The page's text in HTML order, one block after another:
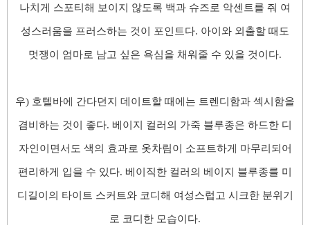
나치게 스포티해 보이지 않도록 백과 슈즈로 악센트를 줘 여
성스러움을 프러스하는 것이 포인트다. 아이와 외출할 때도
멋쟁이 엄마로 남고 싶은 욕심을 채워줄 수 있을 것이다.
우) 호텔바에 간다던지 데이트할 때에는 트렌디함과 섹시함을
겸비하는 것이 좋다. 베이지 컬러의 가죽 블루종은 하드한 디
자인이면서도 색의 효과로 옷차림이 소프트하게 마무리되어
편리하게 입을 수 있다. 베이직한 컬러의 베이지 블루종를 미
디길이의 타이트 스커트와 코디해 여성스럽고 시크한 분위기
로 코디한 모습이다.